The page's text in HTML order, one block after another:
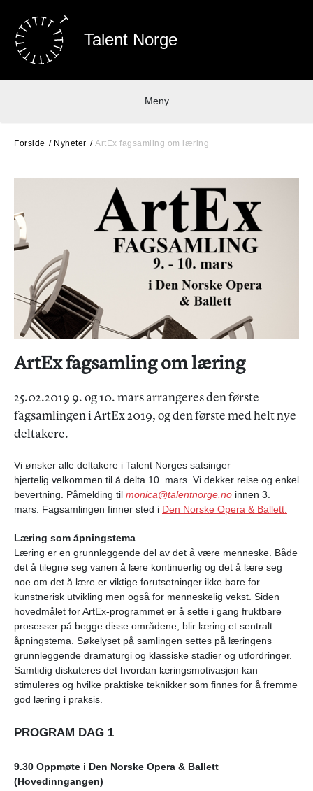
Talent Norge
Meny
Forside Nyheter ArtEx fagsamling om læring
ArtEx fagsamling om læring
25.02.2019 9. og 10. mars arrangeres den første
fagsamlingen i ArtEx 2019, og den første med helt nye
deltakere.
Vi ønsker alle deltakere i Talent Norges satsinger
hjertelig velkommen til å delta 10. mars. Vi dekker reise og enkel
bevertning. Påmelding til monica@talentnorge.no innen 3.
mars. Fagsamlingen finner sted i Den Norske Opera & Ballett.
Læring som åpningstema
Læring er en grunnleggende del av det å være menneske. Både
det å tilegne seg vanen å lære kontinuerlig og det å lære seg
noe om det å lære er viktige forutsetninger ikke bare for
kunstnerisk utvikling men også for menneskelig vekst. Siden
hovedmålet for ArtEx-programmet er å sette i gang fruktbare
prosesser på begge disse områdene, blir læring et sentralt
åpningstema. Søkelyset på samlingen settes på læringens
grunnleggende dramaturgi og klassiske stadier og utfordringer.
Samtidig diskuteres det hvordan læringsmotivasjon kan
stimuleres og hvilke praktiske teknikker som finnes for å fremme
god læring i praksis.
PROGRAM DAG 1
9.30 Oppmøte i Den Norske Opera & Ballett
(Hovedinngangen)